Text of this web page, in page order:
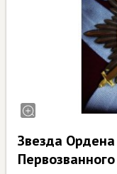
Звезда